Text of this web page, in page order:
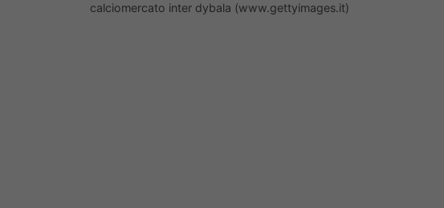
calciomercato inter dybala (www.gettyimages.it)